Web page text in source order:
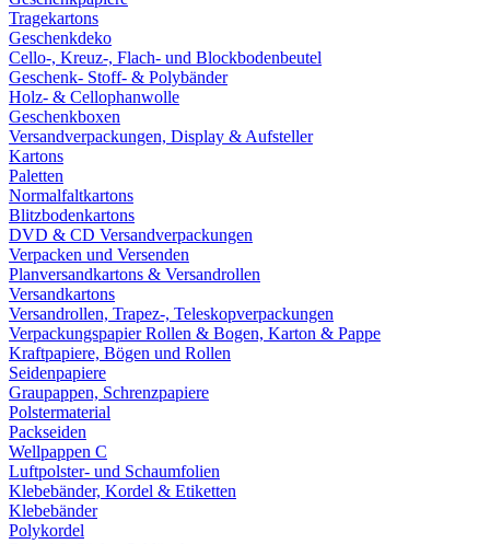
Tragekartons
Geschenkdeko
Cello-, Kreuz-, Flach- und Blockbodenbeutel
Geschenk- Stoff- & Polybänder
Holz- & Cellophanwolle
Geschenkboxen
Versandverpackungen, Display & Aufsteller
Kartons
Paletten
Normalfaltkartons
Blitzbodenkartons
DVD & CD Versandverpackungen
Verpacken und Versenden
Planversandkartons & Versandrollen
Versandkartons
Versandrollen, Trapez-, Teleskopverpackungen
Verpackungspapier Rollen & Bogen, Karton & Pappe
Kraftpapiere, Bögen und Rollen
Seidenpapiere
Graupappen, Schrenzpapiere
Polstermaterial
Packseiden
Wellpappen C
Luftpolster- und Schaumfolien
Klebebänder, Kordel & Etiketten
Klebebänder
Polykordel